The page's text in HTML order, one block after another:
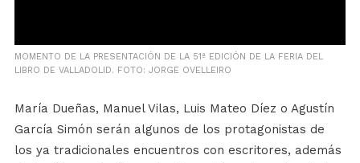
MOMENTO DE LA PRESENTACIÓN DE LA 51ª EDICIÓN DE LA FERIA DEL
LIBRO DE VALLADOLID. FOTO: JORGE OVELLEIRO
María Dueñas, Manuel Vilas, Luis Mateo Díez o Agustín
García Simón serán algunos de los protagonistas de
los ya tradicionales encuentros con escritores, además